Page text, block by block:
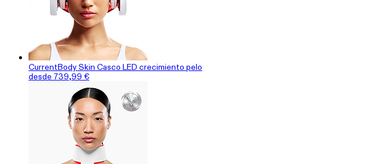
CurrentBody Skin Casco LED crecimiento pelo
desde 739,99 €